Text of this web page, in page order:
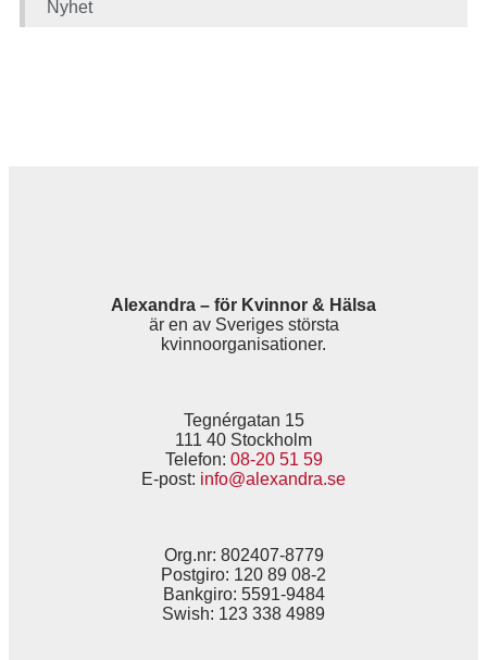
Nyhet
Alexandra – för Kvinnor & Hälsa
är en av Sveriges största
kvinnoorganisationer.
Tegnérgatan 15
111 40 Stockholm
Telefon: 08-20 51 59
E-post: info@alexandra.se
Org.nr: 802407-8779
Postgiro: 120 89 08-2
Bankgiro: 5591-9484
Swish: 123 338 4989